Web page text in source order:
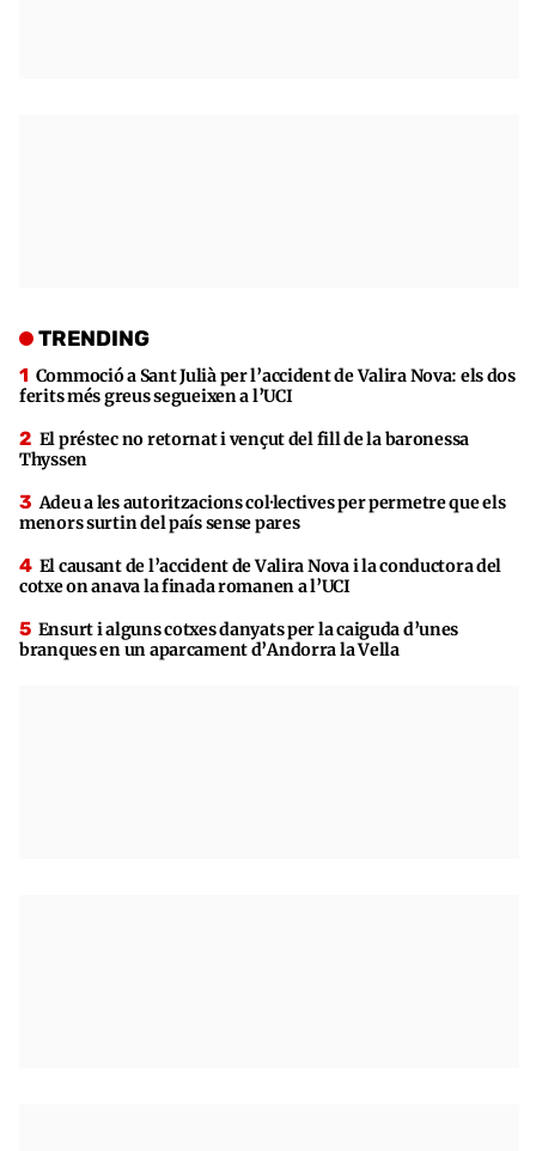
TRENDING
Commoció a Sant Julià per l’accident de Valira Nova: els dos
ferits més greus segueixen a l’UCI
El préstec no retornat i vençut del fill de la baronessa
Thyssen
Adeu a les autoritzacions col·lectives per permetre que els
menors surtin del país sense pares
El causant de l’accident de Valira Nova i la conductora del
cotxe on anava la finada romanen a l’UCI
Ensurt i alguns cotxes danyats per la caiguda d’unes
branques en un aparcament d’Andorra la Vella